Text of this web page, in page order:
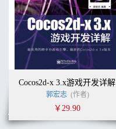
Cocos2d-x 3.x游戏开发详解
郭宏志 (作者)
￥29.90